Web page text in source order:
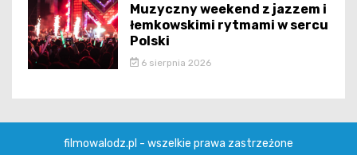
Muzyczny weekend z jazzem i
łemkowskimi rytmami w sercu
Polski
6 sierpnia 2026
filmowalodz.pl - wszelkie prawa zastrzeżone